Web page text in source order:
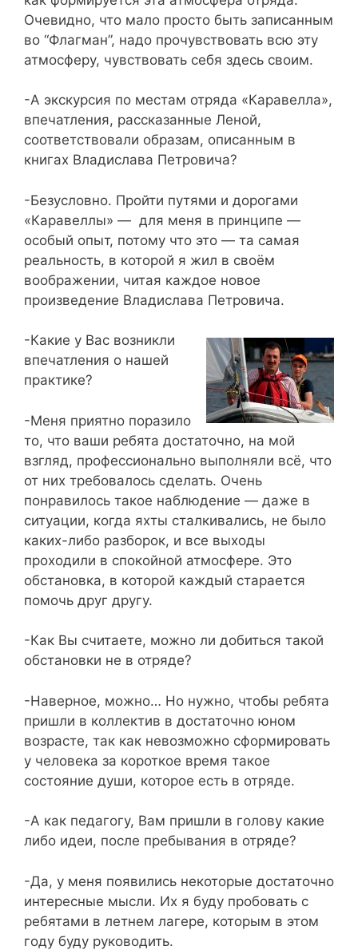
Очевидно, что мало просто быть записанным
во “Флагман”, надо прочувствовать всю эту
атмосферу, чувствовать себя здесь своим.
-А экскурсия по местам отряда «Каравелла»,
впечатления, рассказанные Леной,
соответствовали образам, описанным в
книгах Владислава Петровича?
-Безусловно. Пройти путями и дорогами
«Каравеллы» — для меня в принципе —
особый опыт, потому что это — та самая
реальность, в которой я жил в своём
воображении, читая каждое новое
произведение Владислава Петровича.
-Какие у Вас возникли
впечатления о нашей
практике?
-Меня приятно поразило
то, что ваши ребята достаточно, на мой
взгляд, профессионально выполняли всё, что
от них требовалось сделать. Очень
понравилось такое наблюдение — даже в
ситуации, когда яхты сталкивались, не было
каких-либо разборок, и все выходы
проходили в спокойной атмосфере. Это
обстановка, в которой каждый старается
помочь друг другу.
-Как Вы считаете, можно ли добиться такой
обстановки не в отряде?
-Наверное, можно… Но нужно, чтобы ребята
пришли в коллектив в достаточно юном
возрасте, так как невозможно сформировать
у человека за короткое время такое
состояние души, которое есть в отряде.
-А как педагогу, Вам пришли в голову какие
либо идеи, после пребывания в отряде?
-Да, у меня появились некоторые достаточно
интересные мысли. Их я буду пробовать с
ребятами в летнем лагере, которым в этом
году буду руководить.